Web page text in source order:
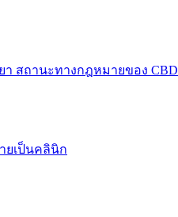
า สถานะทางกฎหมายของ CBD
ยเป็นคลินิก